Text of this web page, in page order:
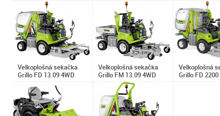
Velkoplošná sekačka
Grillo FD 13.09 4WD
Velkoplošná sekačka
Grillo FM 13.09 4WD
Velkoplošná
Grillo FD